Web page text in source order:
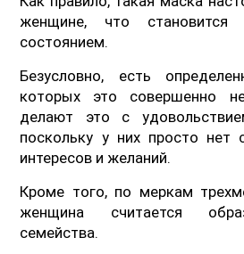
женщине, что становится
состоянием.
Безусловно, есть
которых это совершенно
делают это с
поскольку у них просто нет
интересов и желаний.
Кроме того, по меркам
женщина считается
семейства.